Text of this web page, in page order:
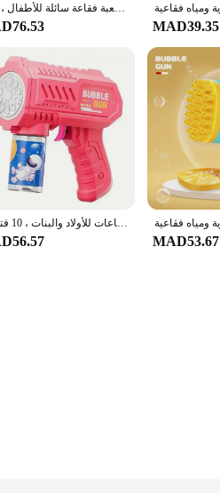
مسدس فقاعات آلي بالكامل لرواد الفضاء ، آلة فقاعات الصواريخ ، آلة نفخ أوتوماتيكية مع لعبة فقاعة سائلة للأطفال ، هدية
MAD39.35
مسدس فقاعات كهربائي للأطفال ، منفاخ صابون أوتوماتيكي مع إضاءة ، ألعاب حفلات صيفية خارجية ، آلة فقاعات للأولاد والبنات ، 10 فتحات
MAD53.67